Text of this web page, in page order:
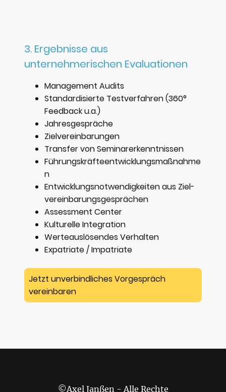
3. Ergebnisse aus
unternehmerischen Evaluationen
Management Audits
Standardisierte Testverfahren (360°
Feedback u.a.)
Jahresgespräche
Zielvereinbarungen
Transfer von Seminarerkenntnissen
Führungskräfteentwicklungsmaßnahme
n
Entwicklungsnotwendigkeiten aus Ziel­
verein­barungs­ge­sprächen
Assessment Center
Kulturelle Integration
Werteauslösendes Verhalten
Expatriate / Impatriate
Jetzt unverbindliches Vorgespräch
vereinbaren
©Axel Janßen - Alle Rechte